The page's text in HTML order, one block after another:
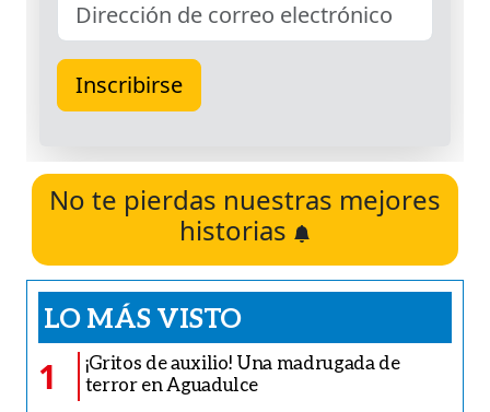
No te pierdas nuestras mejores
historias
LO MÁS VISTO
1
¡Gritos de auxilio! Una madrugada de
terror en Aguadulce